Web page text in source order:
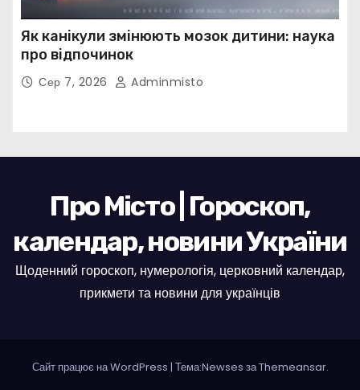
Як канікули змінюють мозок дитини: наука
про відпочинок
Сер 7, 2026 Adminmisto
Про Місто | Гороскоп,
календар, новини України
Щоденний гороскоп, нумерологія, церковний календар,
прикмети та новини для українців
Сайт працює на WordPress | Тема:Newses заThemeansar.